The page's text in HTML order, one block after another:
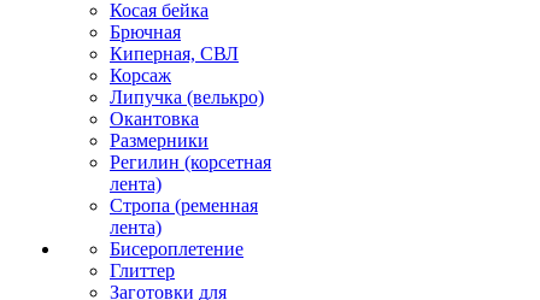
Косая бейка
Брючная
Киперная, СВЛ
Корсаж
Липучка (велькро)
Окантовка
Размерники
Регилин (корсетная
лента)
Стропа (ременная
лента)
Бисероплетение
Глиттер
Заготовки для